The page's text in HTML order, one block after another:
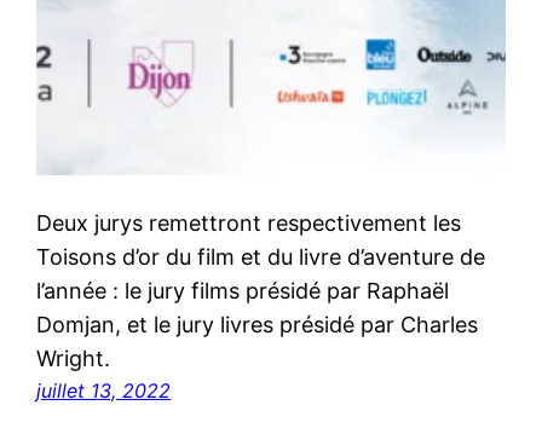
Deux jurys remettront respectivement les
Toisons d’or du film et du livre d’aventure de
l’année : le jury films présidé par Raphaël
Domjan, et le jury livres présidé par Charles
Wright.
juillet 13, 2022